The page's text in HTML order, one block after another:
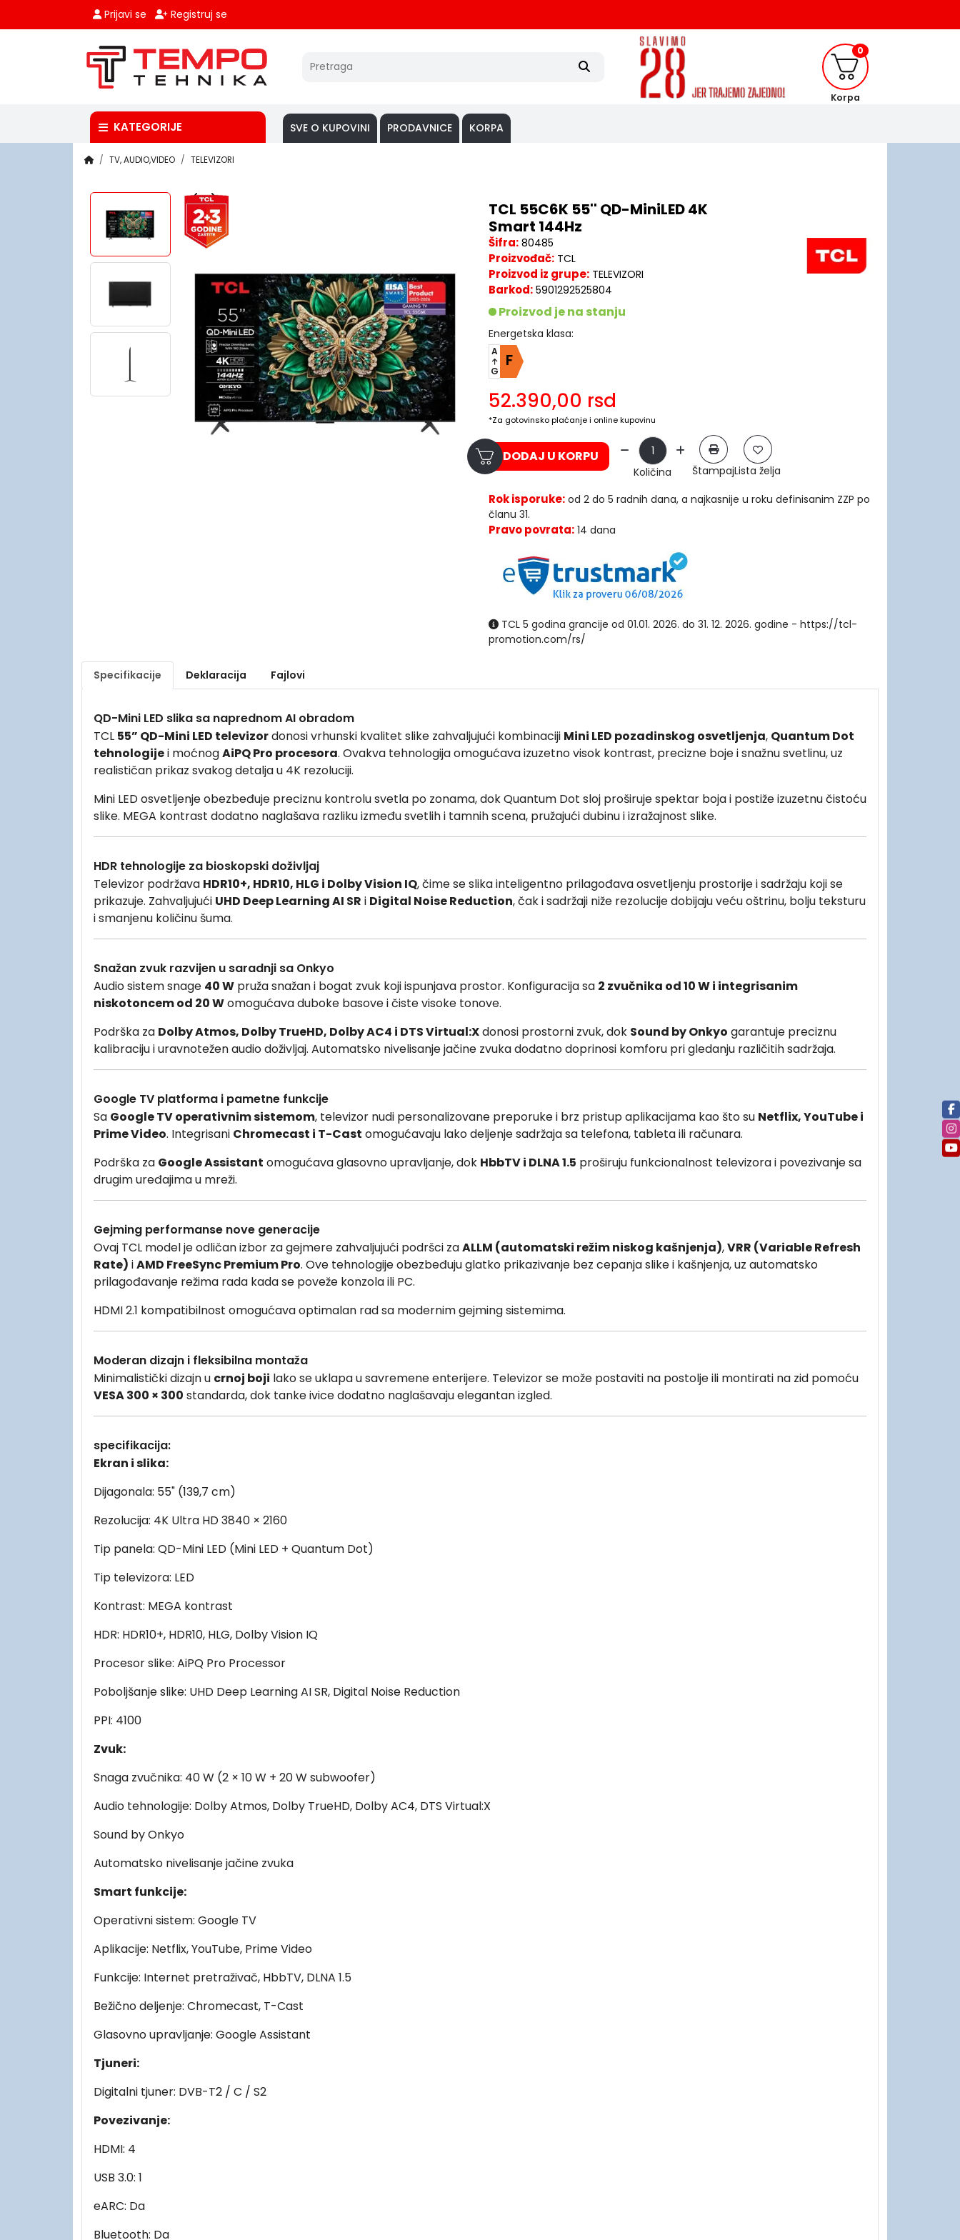
Prijavi se Registruj se
0
Korpa
KATEGORIJE SVE O KUPOVINI PRODAVNICE KORPA
TV, AUDIO,VIDEO TELEVIZORI
TCL 55C6K 55'' QD-MiniLED 4K
Smart 144Hz
Šifra: 80485
Proizvođač: TCL
Proizvod iz grupe: TELEVIZORI
Barkod: 5901292525804
Proizvod je na stanju
Energetska klasa:
A
G
F
52.390,00 rsd
*Za gotovinsko plaćanje i online kupovinu
DODAJ U KORPU
Količina ŠtampajLista želja
Rok isporuke: od 2 do 5 radnih dana, a najkasnije u roku definisanim ZZP po
članu 31.
Pravo povrata: 14 dana
TCL 5 godina grancije od 01.01. 2026. do 31. 12. 2026. godine - https://tcl-
promotion.com/rs/
Specifikacije Deklaracija Fajlovi
QD-Mini LED slika sa naprednom AI obradom
TCL 55” QD-Mini LED televizordonosi vrhunski kvalitet slike zahvaljujući kombinaciji Mini LED pozadinskog osvetljenja, Quantum Dot
tehnologijei moćnogAiPQ Pro procesora. Ovakva tehnologija omogućava izuzetno visok kontrast, precizne boje i snažnu svetlinu, uz
realističan prikaz svakog detalja u 4K rezoluciji.
Mini LED osvetljenje obezbeđuje preciznu kontrolu svetla po zonama, dok Quantum Dot sloj proširuje spektar boja i postiže izuzetnu čistoću
slike. MEGA kontrast dodatno naglašava razliku između svetlih i tamnih scena, pružajući dubinu i izražajnost slike.
HDR tehnologije za bioskopski doživljaj
Televizor podržava HDR10+, HDR10, HLG i Dolby Vision IQ, čime se slika inteligentno prilagođava osvetljenju prostorije i sadržaju koji se
prikazuje. Zahvaljujući UHD Deep Learning AI SR i Digital Noise Reduction, čak i sadržaji niže rezolucije dobijaju veću oštrinu, bolju teksturu
i smanjenu količinu šuma.
Snažan zvuk razvijen u saradnji sa Onkyo
Audio sistem snage 40 W pruža snažan i bogat zvuk koji ispunjava prostor. Konfiguracija sa 2 zvučnika od 10 W i integrisanim
niskotoncem od 20 Womogućava duboke basove i čiste visoke tonove.
Podrška za Dolby Atmos, Dolby TrueHD, Dolby AC4 i DTS Virtual:Xdonosi prostorni zvuk, dok Sound by Onkyo garantuje preciznu
kalibraciju i uravnotežen audio doživljaj. Automatsko nivelisanje jačine zvuka dodatno doprinosi komforu pri gledanju različitih sadržaja.
Google TV platforma i pametne funkcije
Sa Google TV operativnim sistemom, televizor nudi personalizovane preporuke i brz pristup aplikacijama kao što su Netflix, YouTube i
Prime Video. Integrisani Chromecast i T-Cast omogućavaju lako deljenje sadržaja sa telefona, tableta ili računara.
Podrška za Google Assistant omogućava glasovno upravljanje, dok HbbTV i DLNA 1.5 proširuju funkcionalnost televizora i povezivanje sa
drugim uređajima u mreži.
Gejming performanse nove generacije
Ovaj TCL model je odličan izbor za gejmere zahvaljujući podršci zaALLM (automatski režim niskog kašnjenja),VRR (Variable Refresh
Rate) iAMD FreeSync Premium Pro. Ove tehnologije obezbeđuju glatko prikazivanje bez cepanja slike i kašnjenja, uz automatsko
prilagođavanje režima rada kada se poveže konzola ili PC.
HDMI 2.1 kompatibilnost omogućava optimalan rad sa modernim gejming sistemima.
Moderan dizajn i fleksibilna montaža
Minimalistički dizajn u crnoj boji lako se uklapa u savremene enterijere. Televizor se može postaviti na postolje ili montirati na zid pomoću
VESA 300 × 300 standarda, dok tanke ivice dodatno naglašavaju elegantan izgled.
specifikacija:
Ekran i slika:
Dijagonala: 55" (139,7 cm)
Rezolucija: 4K Ultra HD 3840 × 2160
Tip panela: QD-Mini LED (Mini LED + Quantum Dot)
Tip televizora: LED
Kontrast: MEGA kontrast
HDR: HDR10+, HDR10, HLG, Dolby Vision IQ
Procesor slike: AiPQ Pro Processor
Poboljšanje slike: UHD Deep Learning AI SR, Digital Noise Reduction
PPI: 4100
Zvuk:
Snaga zvučnika: 40 W (2 × 10 W + 20 W subwoofer)
Audio tehnologije: Dolby Atmos, Dolby TrueHD, Dolby AC4, DTS Virtual:X
Sound by Onkyo
Automatsko nivelisanje jačine zvuka
Smart funkcije:
Operativni sistem: Google TV
Aplikacije: Netflix, YouTube, Prime Video
Funkcije: Internet pretraživač, HbbTV, DLNA 1.5
Bežično deljenje: Chromecast, T-Cast
Glasovno upravljanje: Google Assistant
Tjuneri:
Digitalni tjuner: DVB-T2 / C / S2
Povezivanje:
HDMI: 4
USB 3.0: 1
eARC: Da
Bluetooth: Da